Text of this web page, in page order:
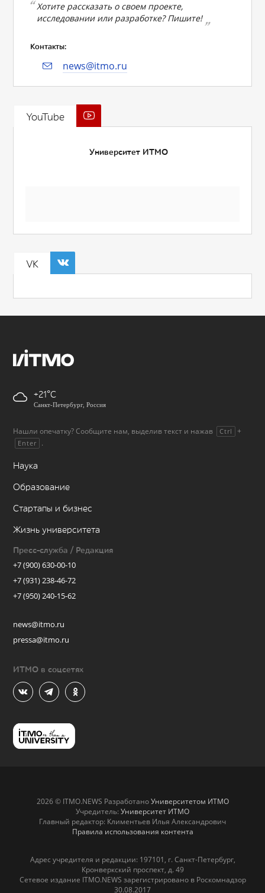
Хотите рассказать о своем проекте,
исследовании или разработке? Пишите!
Контакты:
news@itmo.ru
YouTube
Университет ИТМО
VK
+21
Санкт-Петербург, Россия
Нашли опечатку? Сообщите нам, выделив текст и нажав Ctrl +
Enter .
Наука
Образование
Стартапы и бизнес
Жизнь университета
Пресс-служба / Редакция
+7 (900) 630-00-10
+7 (931) 238-46-72
+7 (950) 240-15-62
news@itmo.ru
pressa@itmo.ru
ИТМО в соцсетях
2026 © ITMO.NEWS РазработаноУниверситетом ИТМО
Учредитель: Университет ИТМО
Главный редактор: Климентьев Илья Александрович
Правила использования контента
Адрес учредителя и редакции: 197101, г. Санкт-Петербург,
Кронверкский проспект, д. 49
Сетевое издание ITMO.NEWS зарегистрировано в Роскомнадзор
30.08.2017